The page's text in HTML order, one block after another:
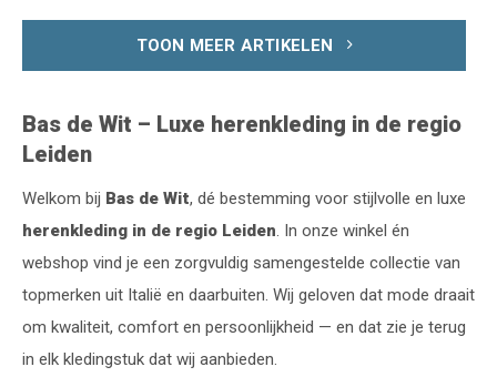
TOON MEER ARTIKELEN
Bas de Wit – Luxe herenkleding in de regio
Leiden
Welkom bij Bas de Wit, dé bestemming voor stijlvolle en luxe
herenkleding in de regio Leiden. In onze winkel én
webshop vind je een zorgvuldig samengestelde collectie van
topmerken uit Italië en daarbuiten. Wij geloven dat mode draait
om kwaliteit, comfort en persoonlijkheid — en dat zie je terug
in elk kledingstuk dat wij aanbieden.